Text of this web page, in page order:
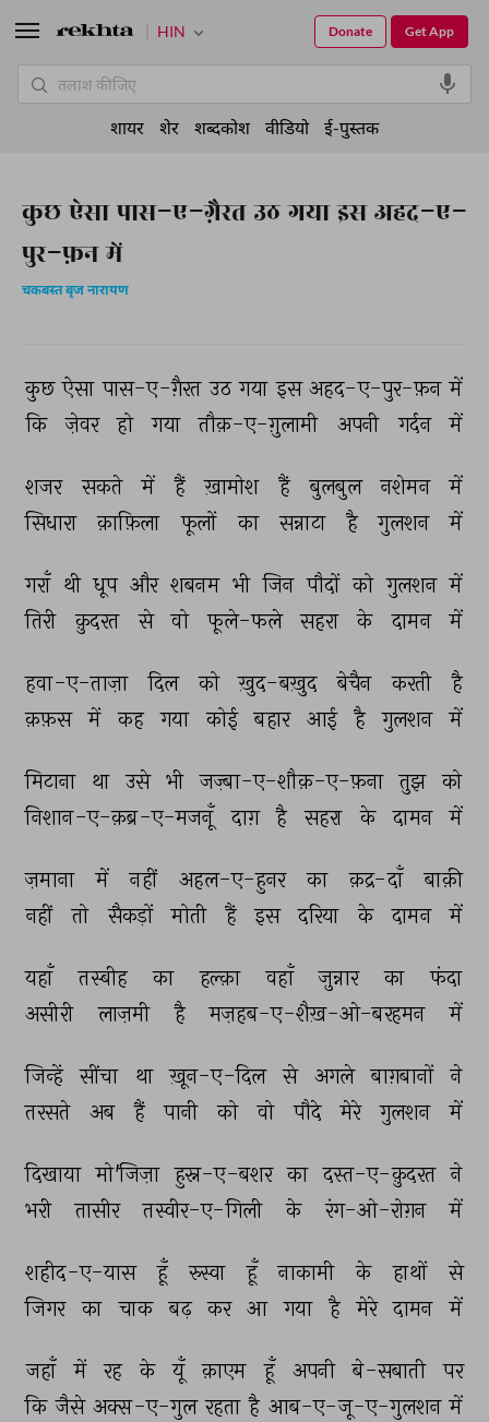
कुछ ऐसा पास-ए-ग़ैरत उठ गया इस अहद-ए-
पुर-फ़न में
चकबस्त बृज नारायण
कुछ ऐसा पास-ए-ग़ैरत उठ गया इस अहद-ए-पुर-फ़न में
कि
ज़ेवर हो गया तौक़-ए-ग़ुलामी अपनी गर्दन में
शजर सकते में हैं ख़ामोश हैं बुलबुल नशेमन
में
सिधारा
क़ाफ़िला फूलों का सन्नाटा है गुलशन में
गराँ थी धूप और शबनम भी जिन पौदों को गुलशन में
तिरी
क़ुदरत से वो फूले-फले सहरा के दामन में
हवा-ए-ताज़ा दिल को ख़ुद-बख़ुद बेचैन करती
है
क़फ़स में कह गया कोई बहार आई है गुलशन में
मिटाना था उसे भी जज़्बा-ए-शौक़-ए-फ़ना तुझ को
निशान-ए-क़ब्र-ए-मजनूँ
दाग़ है सहरा के दामन में
ज़माना में नहीं अहल-ए-हुनर का क़द्र-दाँ
बाक़ी
नहीं
तो सैकड़ों मोती हैं इस दरिया के दामन में
यहाँ तस्बीह का हल्क़ा वहाँ ज़ुन्नार का
फंदा
असीरी
लाज़मी है मज़हब-ए-शैख़-ओ-बरहमन में
जिन्हें सींचा था ख़ून-ए-दिल से अगले बाग़बानों ने
तरसते अब हैं पानी को वो पौदे मेरे गुलशन में
दिखाया मो'जिज़ा हुस्न-ए-बशर का दस्त-ए-क़ुदरत ने
भरी
तासीर तस्वीर-ए-गिली के रंग-ओ-रोग़न में
शहीद-ए-यास हूँ रुस्वा हूँ नाकामी के हाथों
से
जिगर का चाक बढ़ कर आ गया है मेरे दामन में
जहाँ में रह के यूँ क़ाएम हूँ अपनी बे-सबाती
पर
कि जैसे अक्स-ए-गुल रहता है आब-ए-जू-ए-गुलशन में
HIN Get App
Donate
शायर शेर शब्दकोश वीडियो ई-पुस्तक